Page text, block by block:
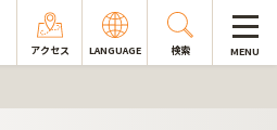
アクセス LANGUAGE 検索 MENU